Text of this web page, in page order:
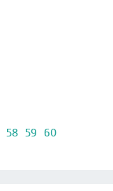
58 59 60